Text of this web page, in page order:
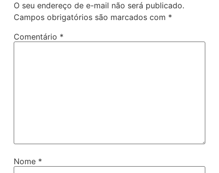
O seu endereço de e-mail não será publicado.
Campos obrigatórios são marcados com *
Comentário *
Nome *